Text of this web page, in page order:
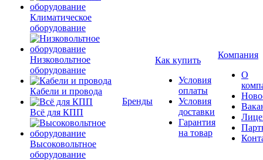
Климатическое
оборудование
Низковольтное
оборудование
Кабели и провода
Всё для КПП
Высоковольтное
оборудование
Бренды
Как купить
Условия
оплаты
Условия
доставки
Гарантия
на товар
Компания
О